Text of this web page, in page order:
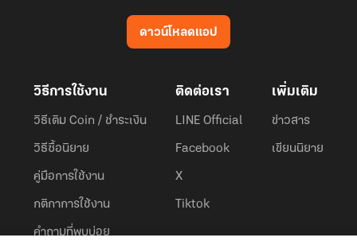
ดาวน์โหลดแอป
วิธีการใช้งาน
วิธีเติม Coin / ชำระเงิน
วิธีซื้อนิยาย
คู่มือการใช้งาน
กติกาการใช้งาน
คำถามที่พบบ่อย
ติดต่อเรา
LINE Official
Facebook
X
Tiktok
เพิ่มเติม
ข่าวสาร
เขียนนิยาย